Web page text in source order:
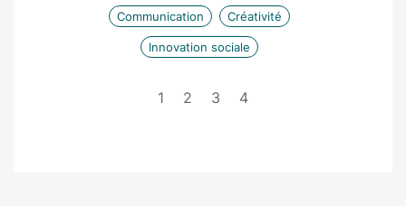
Communication Créativité
Innovation sociale
1 2 3 4